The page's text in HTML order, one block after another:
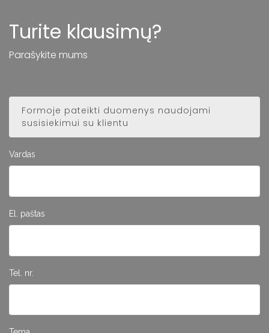
Turite klausimų?
Parašykite mums
Formoje pateikti duomenys naudojami
susisiekimui su klientu
Vardas
El. paštas
Tel. nr.